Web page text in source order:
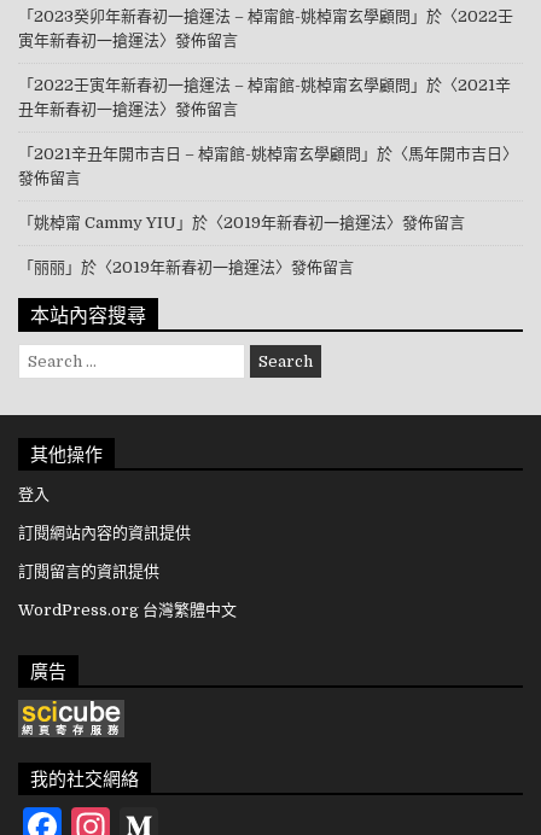
「 2023癸卯年新春初一搶運法 – 棹甯館-姚棹甯玄學顧問 」於〈2022壬
寅年新春初一搶運法〉發佈留言
「 2022壬寅年新春初一搶運法 – 棹甯館-姚棹甯玄學顧問 」於〈2021辛
丑年新春初一搶運法〉發佈留言
「 2021辛丑年開市吉日 – 棹甯館-姚棹甯玄學顧問 」於〈馬年開市吉日 〉
發佈留言
「 姚棹甯 Cammy YIU 」於〈2019年新春初一搶運法〉發佈留言
「 丽丽 」於〈2019年新春初一搶運法〉發佈留言
本站內容搜尋
Search for:
其他操作
登入
訂閱網站內容的資訊提供
訂閱留言的資訊提供
WordPress.org 台灣繁體中文
廣告
我的社交網絡